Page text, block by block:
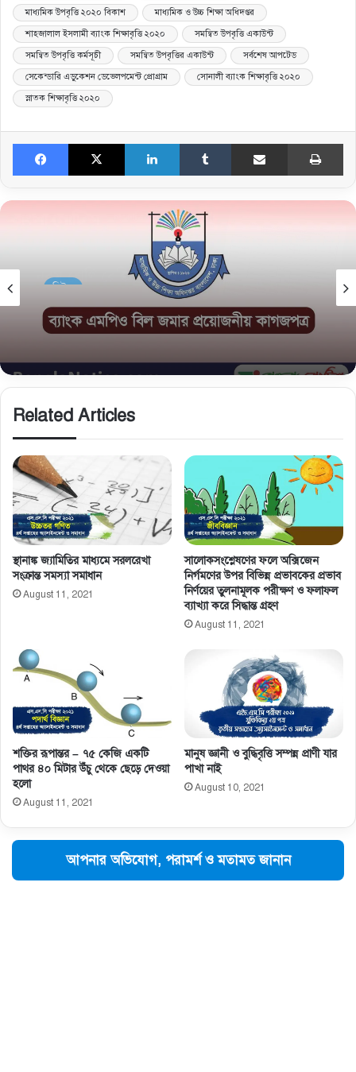
মাধ্যমিক উপবৃত্তি ২০২০ বিকাশ মাধ্যমিক ও উচ্চ শিক্ষা অধিদপ্তর
শাহজালাল ইসলামী ব্যাংক শিক্ষাবৃত্তি ২০২০ সমন্বিত উপবৃত্তি একাউন্ট
সমন্বিত উপবৃত্তি কর্মসূচী সমন্বিত উপবৃত্তির একাউন্ট সর্বশেষ আপটেড
সেকেন্ডারি এডুকেশন ডেভেলপমেন্ট প্রোগ্রাম সোনালী ব্যাংক শিক্ষাবৃত্তি ২০২০
স্নাতক শিক্ষাবৃত্তি ২০২০
Facebook X LinkedIn Tumblr Share via Email
নিউজ
নতুন এমপিওভুক্ত শিক্ষা প্রতিষ্ঠান ব্যাংকে বেতন বিল জমা
প্রয়োজনীয় কাগজপত্র
Related Articles
স্থানাঙ্ক জ্যামিতির মাধ্যমে সরলরেখা
সংক্রান্ত সমস্যা সমাধান
August 11, 2021
সালােকসংশ্লেষণের ফলে অক্সিজেন
নির্গমণের উপর বিভিন্ন প্রভাবকের প্রভাব
নির্ণয়ের তুলনামূলক পরীক্ষণ ও ফলাফল
ব্যাখ্যা করে সিদ্ধান্ত গ্রহণ
August 11, 2021
শক্তির রূপান্তর – ৭৫ কেজি একটি
পাথর ৪০ মিটার উঁচু থেকে ছেড়ে দেওয়া
হলো
August 11, 2021
মানুষ জ্ঞানী ও বুদ্ধিবৃত্তি সম্পন্ন প্রাণী যার
পাখা নাই
August 10, 2021
আপনার অভিযোগ, পরামর্শ ও মতামত জানান